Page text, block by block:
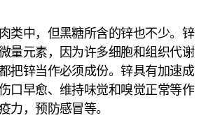
类中，但黑糖所含的锌也不少。锌
量元素，因为许多细胞和组织代谢
把锌当作必须成份。锌具有加速成
口早愈、维持味觉和嗅觉正常等作
力，预防感冒等。